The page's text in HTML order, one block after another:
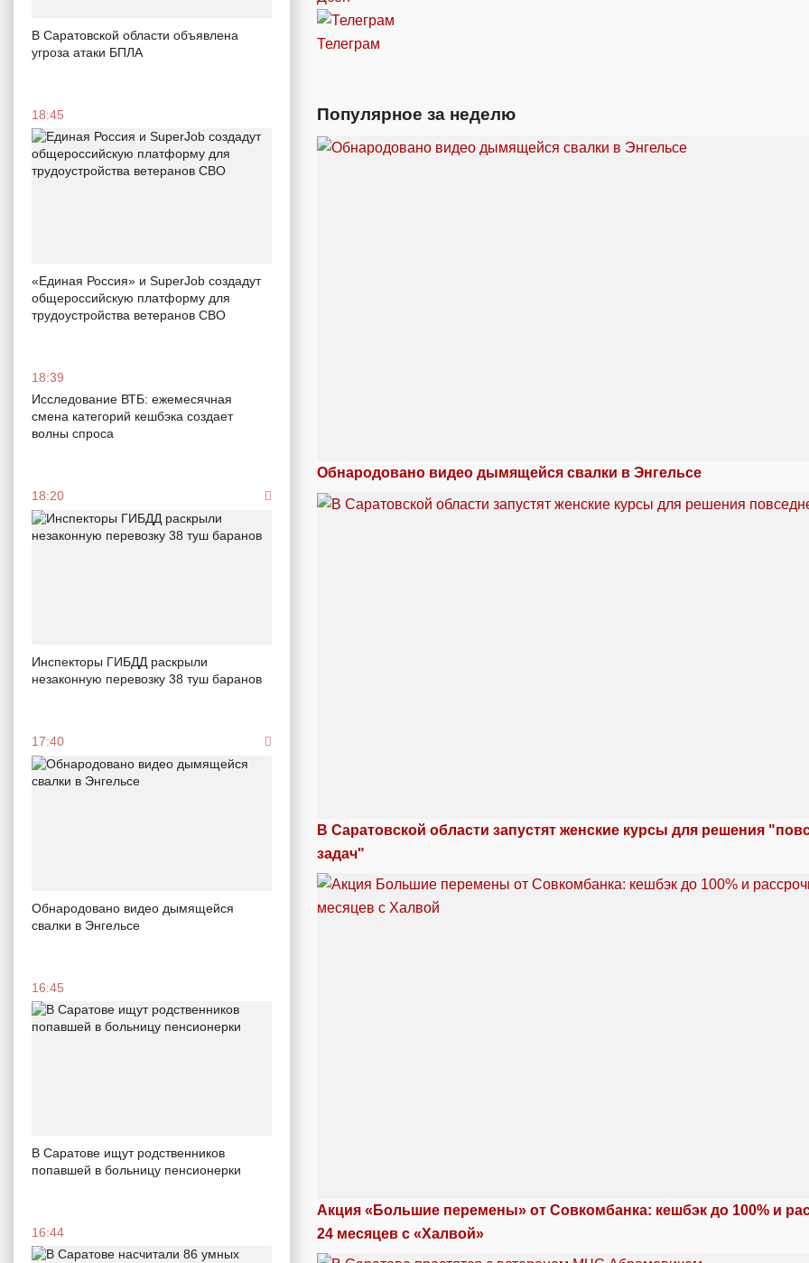
В Саратовской области объявлена
угроза атаки БПЛА
18:45
«Единая Россия» и SuperJob создадут
общероссийскую платформу для
трудоустройства ветеранов СВО
18:39
Исследование ВТБ: ежемесячная
смена категорий кешбэка создает
волны спроса
18:20
Инспекторы ГИБДД раскрыли
незаконную перевозку 38 туш баранов
17:40
Обнародовано видео дымящейся
свалки в Энгельсе
16:45
В Саратове ищут родственников
попавшей в больницу пенсионерки
16:44
Телеграм
Популярное за неделю
Обнародовано видео дымящейся свалки в Энгельсе
В Саратовской области запустят женские курсы для решения
задач"
Акция «Большие перемены» от Совкомбанка: кешбэк до 100% и
24 месяцев с «Халвой»